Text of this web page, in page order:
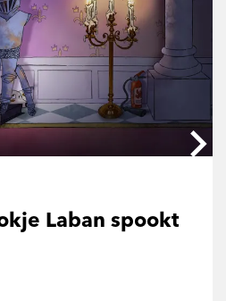
Laban spookt